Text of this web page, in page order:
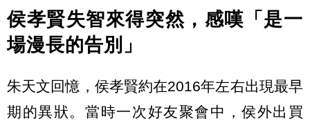
侯孝賢失智來得突然，感嘆「是一
場漫長的告別」
朱天文回憶，侯孝賢約在2016年左右出現最早
期的異狀。當時一次好友聚會中，侯外出買